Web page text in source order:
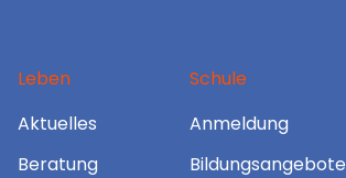
Leben
Aktuelles
Beratung
Schule
Anmeldung
Bildungsangebote